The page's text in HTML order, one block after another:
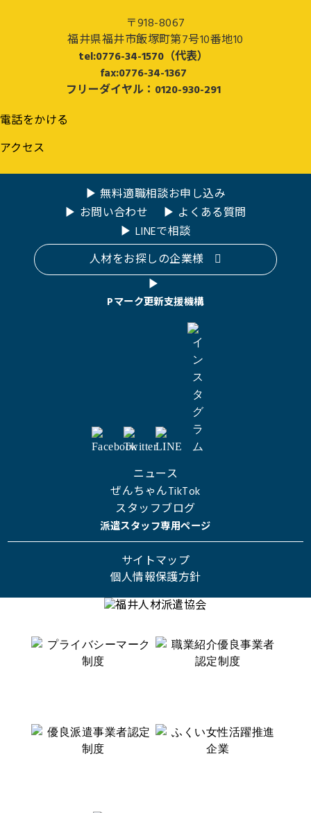
〒918-8067
福井県福井市飯塚町第7号10番地10
tel:0776-34-1570（代表）
fax:0776-34-1367
フリーダイヤル：0120-930-291
電話をかける
アクセス
無料適職相談お申し込み
お問い合わせ
よくある質問
LINEで相談
人材をお探しの企業様
Pマーク更新支援機構
ニュース
ぜんちゃんTikTok
スタッフブログ
派遣スタッフ専用ページ
サイトマップ
個人情報保護方針